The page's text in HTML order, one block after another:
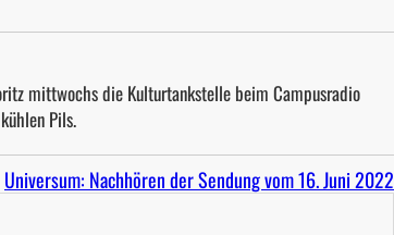
mittwochs die Kulturtankstelle beim Campusradio
Pils.
Universum: Nachhören der Sendung vom 16. Juni 2022